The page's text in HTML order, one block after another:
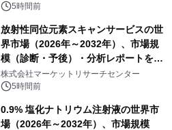
5時間前
放射性同位元素スキャンサービスの世
界市場（2026年～2032年）、市場規
模（診断・予後）・分析レポートを発
表
株式会社マーケットリサーチセンター
5時間前
0.9% 塩化ナトリウム注射液の世界市
場（2026年～2032年）、市場規模